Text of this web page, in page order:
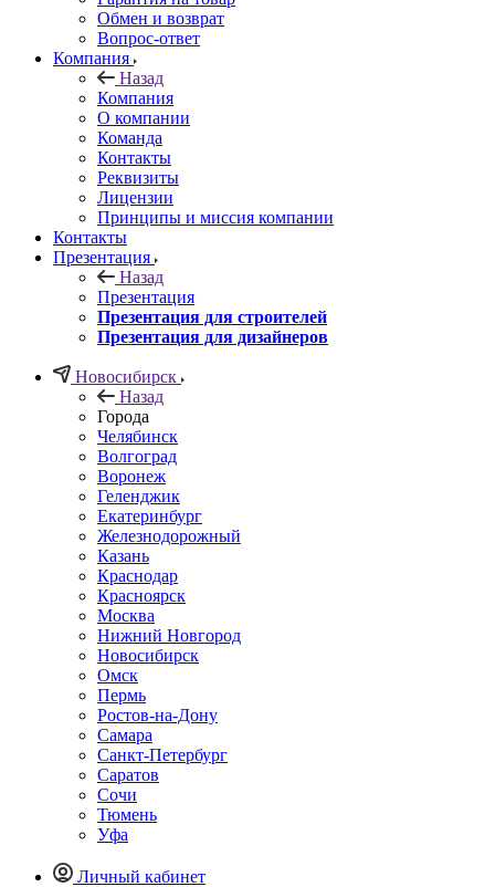
Обмен и возврат
Вопрос-ответ
Компания
Назад
Компания
О компании
Команда
Контакты
Реквизиты
Лицензии
Принципы и миссия компании
Контакты
Презентация
Назад
Презентация
Презентация для строителей
Презентация для дизайнеров
Новосибирск
Назад
Города
Челябинск
Волгоград
Воронеж
Геленджик
Екатеринбург
Железнодорожный
Казань
Краснодар
Красноярск
Москва
Нижний Новгород
Новосибирск
Омск
Пермь
Ростов-на-Дону
Самара
Санкт-Петербург
Саратов
Сочи
Тюмень
Уфа
Личный кабинет